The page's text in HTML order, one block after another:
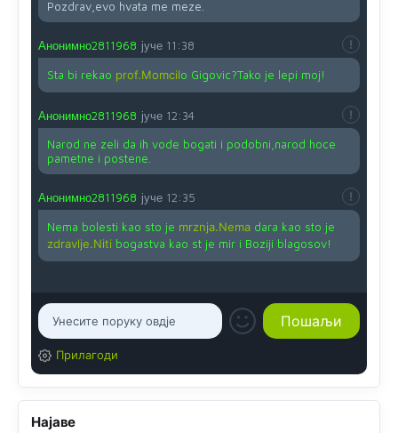
Pozdrav,evo hvata me meze.
Анонимно2811968 јуче 11:38
Sta bi rekao prof.Momcilo Gigovic?Tako je lepi moj!
Анонимно2811968 јуче 12:34
Narod ne zeli da ih vode bogati i podobni,narod hoce
pametne i postene.
Анонимно2811968 јуче 12:35
Nema bolesti kao sto je mrznja.Nemadara kao sto je
zdravlje.Niti bogastva kao st je mir i Boziji blagosov!
Прилагоди
Најаве